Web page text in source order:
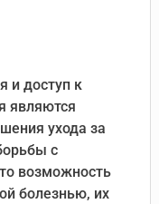
и доступ к
являются
ухода за
с
возможность
болезнью, их